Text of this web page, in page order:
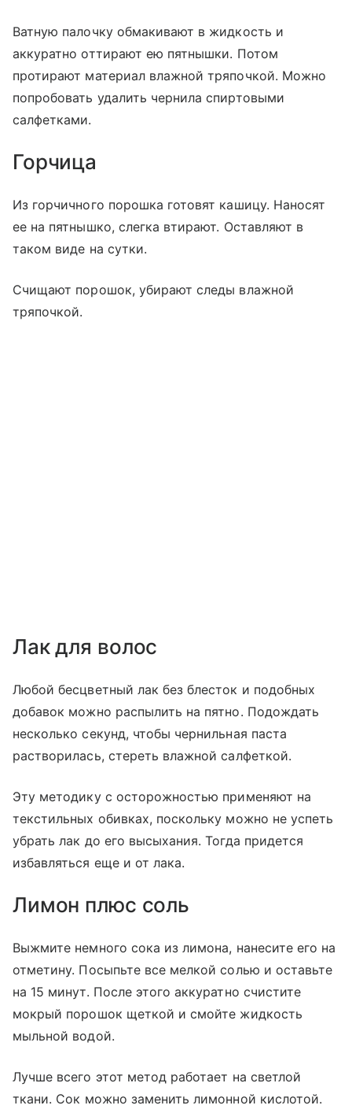
Ватную палочку обмакивают в жидкость и
аккуратно оттирают ею пятнышки. Потом
протирают материал влажной тряпочкой. Можно
попробовать удалить чернила спиртовыми
салфетками.
Горчица
Из горчичного порошка готовят кашицу. Наносят
ее на пятнышко, слегка втирают. Оставляют в
таком виде на сутки.
Счищают порошок, убирают следы влажной
тряпочкой.
Лак для волос
Любой бесцветный лак без блесток и подобных
добавок можно распылить на пятно. Подождать
несколько секунд, чтобы чернильная паста
растворилась, стереть влажной салфеткой.
Эту методику с осторожностью применяют на
текстильных обивках, поскольку можно не успеть
убрать лак до его высыхания. Тогда придется
избавляться еще и от лака.
Лимон плюс соль
Выжмите немного сока из лимона, нанесите его на
отметину. Посыпьте все мелкой солью и оставьте
на 15 минут. После этого аккуратно счистите
мокрый порошок щеткой и смойте жидкость
мыльной водой.
Лучше всего этот метод работает на светлой
ткани. Сок можно заменить лимонной кислотой.